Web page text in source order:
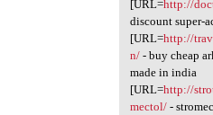
[URL=http://
discount super-
[URL=http://
n/- buy cheap
made in india
[URL=http://
mectol/-